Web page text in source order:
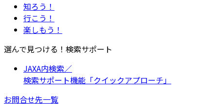
知ろう！
行こう！
楽しもう！
選んで見つける！検索サポート
JAXA内検索／
検索サポート機能「クイックアプローチ」
お問合せ先一覧